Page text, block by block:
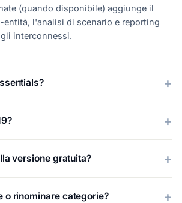
(quando disponibile) aggiunge il
l'analisi di scenario e reporting
interconnessi.
versione gratuita?
o rinominare categorie?